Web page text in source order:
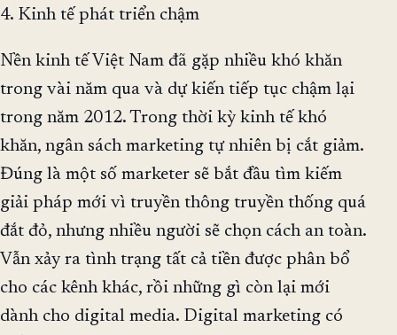
4. Kinh tế phát triển chậm
Nền kinh tế Việt Nam đã gặp nhiều khó khăn
trong vài năm qua và dự kiến tiếp tục chậm lại
trong năm 2012. Trong thời kỳ kinh tế khó
khăn, ngân sách marketing tự nhiên bị cắt giảm.
Đúng là một số marketer sẽ bắt đầu tìm kiếm
giải pháp mới vì truyền thông truyền thống quá
đắt đỏ, nhưng nhiều người sẽ chọn cách an toàn.
Vẫn xảy ra tình trạng tất cả tiền được phân bổ
cho các kênh khác, rồi những gì còn lại mới
dành cho digital media. Digital marketing có